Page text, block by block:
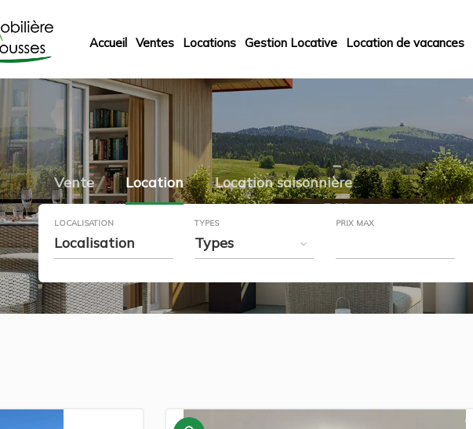
Accueil Ventes Locations Gestion Locative Location de vacances
Vente Location Location saisonnière
LOCALISATION
Localisation
TYPES
Types
PRIX MAX